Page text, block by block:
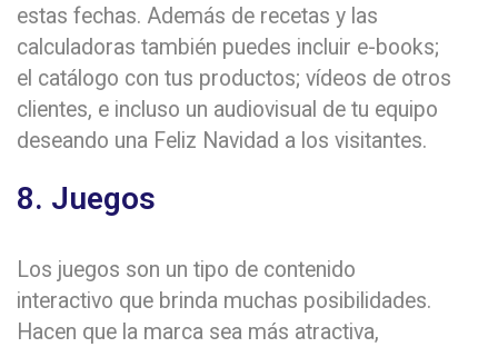
estas fechas. Además de recetas y las
calculadoras también puedes incluir e-books;
el catálogo con tus productos; vídeos de otros
clientes, e incluso un audiovisual de tu equipo
deseando una Feliz Navidad a los visitantes.
8. Juegos
Los juegos son un tipo de contenido
interactivo que brinda muchas posibilidades.
Hacen que la marca sea más atractiva,